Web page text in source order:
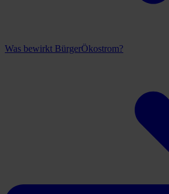
Was bewirkt BürgerÖkostrom?